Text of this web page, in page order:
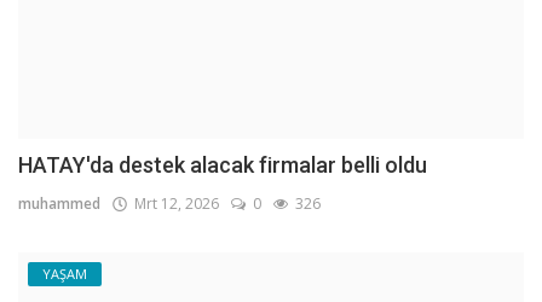
HATAY'da destek alacak firmalar belli oldu
muhammed Mrt 12, 2026 0 326
YAŞAM